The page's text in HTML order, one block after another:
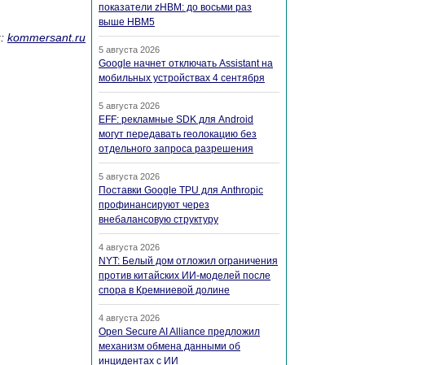
kommersant.ru
показатели zHBM: до восьми раз
выше HBM5
5 августа 2026
Google начнет отключать Assistant на
мобильных устройствах 4 сентября
5 августа 2026
EFF: рекламные SDK для Android
могут передавать геолокацию без
отдельного запроса разрешения
5 августа 2026
Поставки Google TPU для Anthropic
профинансируют через
внебалансовую структуру
4 августа 2026
NYT: Белый дом отложил ограничения
против китайских ИИ-моделей после
спора в Кремниевой долине
4 августа 2026
Open Secure AI Alliance предложил
механизм обмена данными об
инцидентах с ИИ